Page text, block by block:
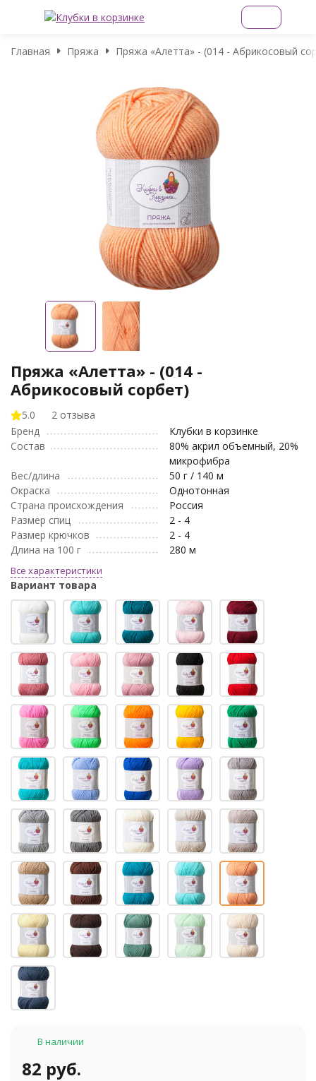
Главная Пряжа Пряжа «Алетта» - (014 - Абрикосовый
Пряжа «Алетта» - (014 -
Абрикосовый сорбет)
5.0
2 отзыва
Бренд
Клубки в корзинке
Состав
80% акрил объемный, 20%
микрофибра
Вес/длина
50 г / 140 м
Окраска
Однотонная
Страна происхождения
Россия
Размер спиц
2 - 4
Размер крючков
2 - 4
Длина на 100 г
280 м
Все характеристики
Вариант товара
В наличии
82 руб.